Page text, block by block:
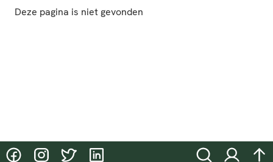
Deze pagina is niet gevonden
@HASgreenacademy
@HASgreenacademy
@greenacademyHAS
@HASgreenacademy ZoekenInloggen